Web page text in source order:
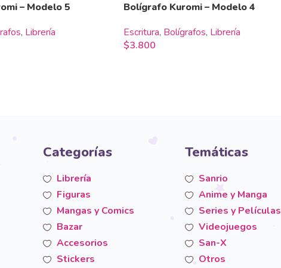
– Modelo 5
, Librería
Bolígrafo Kuromi – Modelo 4
Escritura, Bolígrafos, Librería
$3.800
Categorías
Librería
Figuras
Mangas y Comics
Bazar
Accesorios
Stickers
Temáticas
Sanrio
Anime y Manga
Series y Películas
Videojuegos
San-X
Otros